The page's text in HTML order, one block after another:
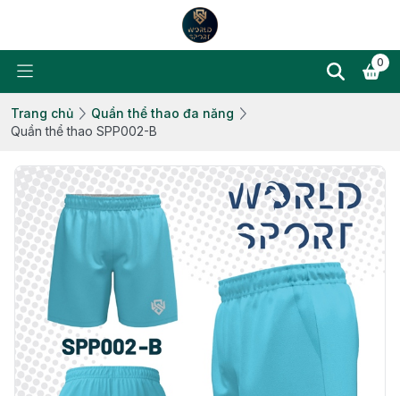
0
Trang chủ
Quần thể thao đa năng
Quần thể thao SPP002-B